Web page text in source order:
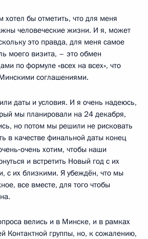
хотел бы отметить, что для меня
человеческие жизни. И я, может
это правда, для меня самое
моего визита, – это обмен
по формуле «всех на всех», что
соглашениями.
даты и условия. И я очень надеюсь,
мы планировали на 24 декабря,
но потом мы решили не рисковать
в качестве финальной даты конец
хотим, чтобы наши
и встретить Новый год с их
с их близкими. Я убеждён, что мы
все вместе, для того чтобы
велись и в Минске, и в рамках
Контактной группы, но, к сожалению,